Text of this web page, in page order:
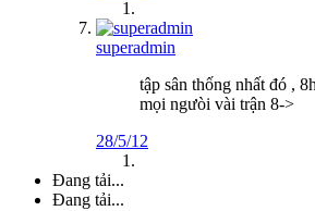
superadmin
tập sân thống nhất đó ,
mọi ngưòi vài trận 8->
28/5/12
Đang tải...
Đang tải...